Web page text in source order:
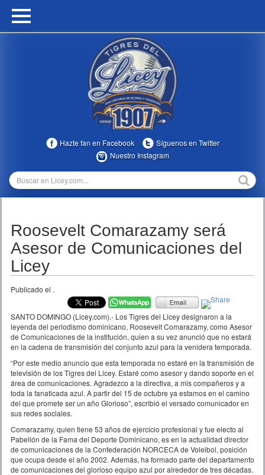
HOME
MULTIMEDIA
TEMPORADAS
Hazte fan en Facebook
Síguenos en Twitter
Nuestro Instagram
Roosevelt Comarazamy será
Asesor de Comunicaciones del
Licey
Publicado el .
SANTO DOMINGO (Licey.com).- Los Tigres del Licey designaron a la
leyenda del periodismo dominicano, Roosevelt Comarazamy, como Asesor
de Comunicaciones de la institución, quien a su vez anunció que no estará
en la cadena de transmisión del conjunto azul para la venidera temporada.
“Por este medio anuncio que esta temporada no estaré en la transmisión de
televisión de los Tigres del Licey. Estaré como asesor y dando soporte en el
área de comunicaciones. Agradezco a la directiva, a mis compañeros y a
toda la fanaticada azul. A partir del 15 de octubre ya estamos en el camino
del que promete ser un año Glorioso”, escribió el versado comunicador en
sus redes sociales.
Comarazamy, quien tiene 53 años de ejercicio profesional y fue electo al
Pabellón de la Fama del Deporte Dominicano, es en la actualidad director
de comunicaciones de la Confederación NORCECA de Voleibol, posición
que ocupa desde el año 2002. Además, ha formado parte del departamento
de comunicaciones del glorioso equipo azul por alrededor de tres décadas.